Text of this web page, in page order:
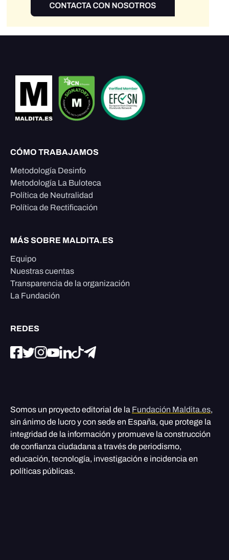
CÓMO TRABAJAMOS
Metodología Desinfo
Metodología La Buloteca
Política de Neutralidad
Política de Rectificación
MÁS SOBRE MALDITA.ES
Equipo
Nuestras cuentas
Transparencia de la organización
La Fundación
REDES
Somos un proyecto editorial de la Fundación Maldita.es,
sin ánimo de lucro y con sede en España, que protege la
integridad de la información y promueve la construcción
de confianza ciudadana a través de periodismo,
educación, tecnología, investigación e incidencia en
políticas públicas.